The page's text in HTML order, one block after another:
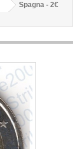
Spagna - 2€